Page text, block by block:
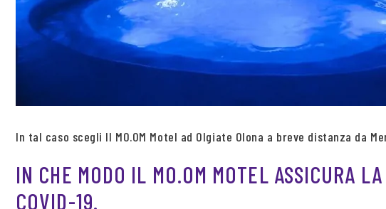
In tal caso scegli Il MO.OM Motel ad Olgiate Olona a breve distanza da
IN CHE MODO IL MO.OM MOTEL ASSICURA
COVID-19.